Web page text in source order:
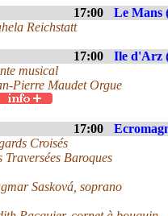
17:00 Le Mans
Reichstatt
17:00
Ile d'Arz
musical
Pierre Maudet Orgue
17:00
Croisés
Traversées Baroques
Sasková, soprano